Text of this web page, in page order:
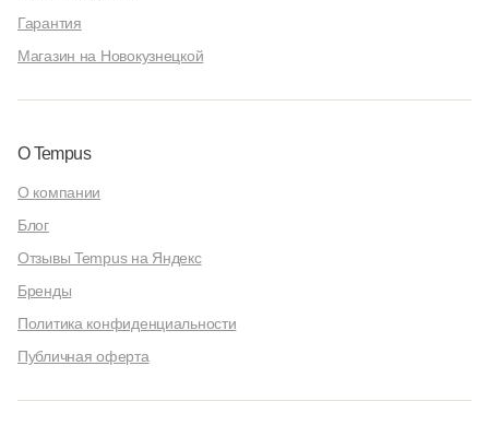
Гарантия
Магазин на Новокузнецкой
О Tempus
О компании
Блог
Отзывы Tempus на Яндекс
Бренды
Политика конфиденциальности
Публичная оферта